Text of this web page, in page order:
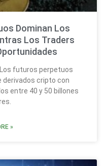
Dominan Los
Los Traders
futuros perpetuos
derivados cripto con
entre 40 y 50 billones
»